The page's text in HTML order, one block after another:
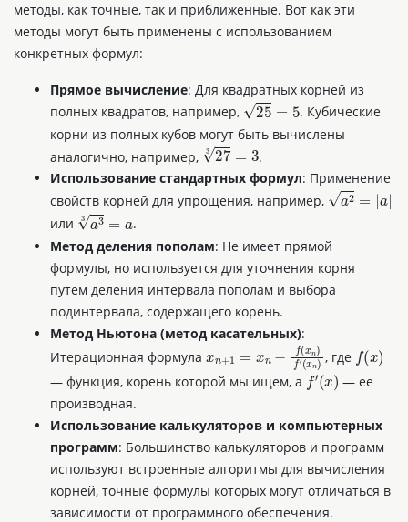
методы, как точные, так и приближенные. Вот как эти
методы могут быть применены с использованием
конкретных формул:
Прямое вычисление: Для квадратных корней из
полных квадратов, например,
25=5
. Кубические
корни из полных кубов могут быть вычислены
аналогично, например,
273= 3
.
Использование стандартных формул: Применение
свойств корней для упрощения, например,
a2=|a|
или
a33 a
.
Метод деления пополам: Не имеет прямой
формулы, но используется для уточнения корня
путем деления интервала пополам и выбора
подинтервала, содержащего корень.
Метод Ньютона (метод касательных):
Итерационная формула xn+1= xn−f( xn)
x n)
, где
(x
— функция, корень которой мы ищем, а
f′(x
— ее
производная.
Использование калькуляторов и компьютерных
программ: Большинство калькуляторов и программ
используют встроенные алгоритмы для вычисления
корней, точные формулы которых могут отличаться в
зависимости от программного обеспечения.